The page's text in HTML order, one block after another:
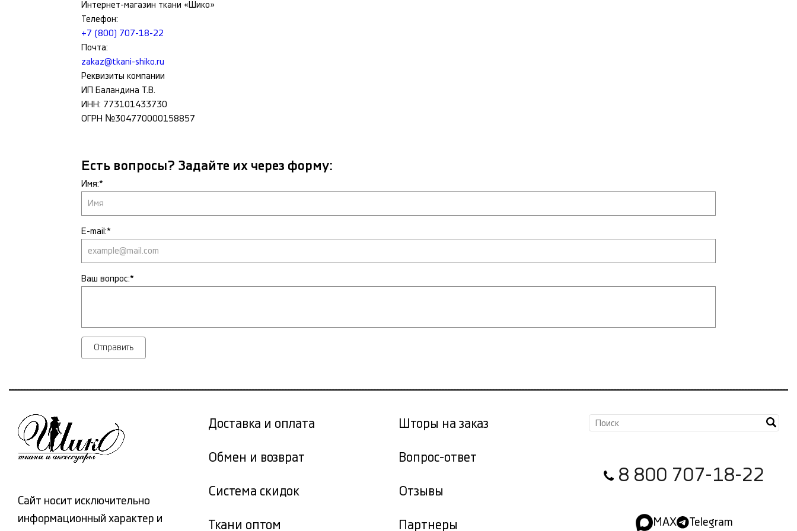
Интернет-магазин ткани «Шико»
Телефон:
+7 (800) 707-18-22
Почта:
zakaz@tkani-shiko.ru
Реквизиты компании
ИП Баландина Т.В.
ИНН: 773101433730
ОГРН №304770000158857
Есть вопросы? Задайте их через форму:
Имя:*
E-mail:*
Ваш вопрос:*
Отправить
Сайт носит исключительно
информационный характер и
Доставка и оплата
Обмен и возврат
Система скидок
Ткани оптом
Шторы на заказ
Вопрос-ответ
Отзывы
Партнеры
8 800 707-18-22
MAX Telegram